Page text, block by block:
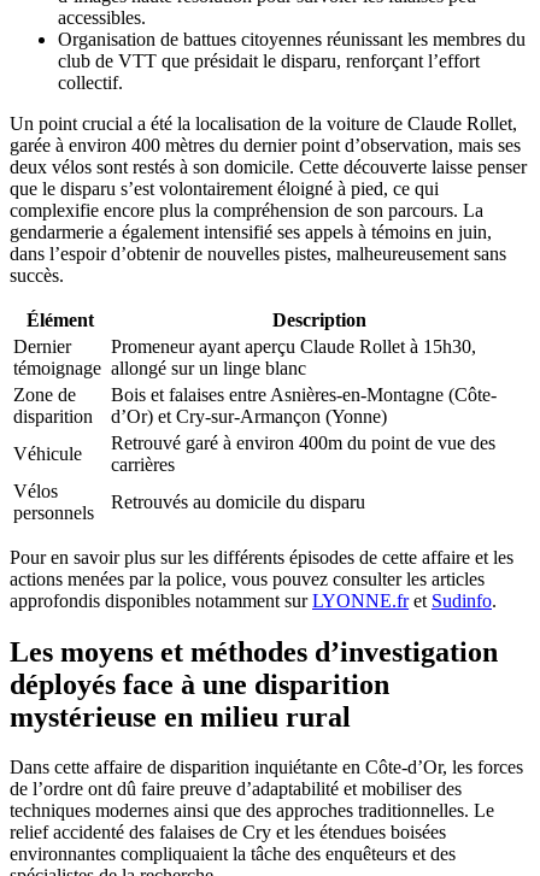
accessibles.
Organisation de battues citoyennes réunissant les membres du
club de VTT que présidait le disparu, renforçant l’effort
collectif.
Un point crucial a été la localisation de la voiture de Claude Rollet,
garée à environ 400 mètres du dernier point d’observation, mais ses
deux vélos sont restés à son domicile. Cette découverte laisse penser
que le disparu s’est volontairement éloigné à pied, ce qui
complexifie encore plus la compréhension de son parcours. La
gendarmerie a également intensifié ses appels à témoins en juin,
dans l’espoir d’obtenir de nouvelles pistes, malheureusement sans
succès.
Élément
Description
Dernier
témoignage
Promeneur ayant aperçu Claude Rollet à 15h30,
allongé sur un linge blanc
Zone de
disparition
Bois et falaises entre Asnières-en-Montagne (Côte-
d’Or) et Cry-sur-Armançon (Yonne)
Véhicule
Retrouvé garé à environ 400m du point de vue des
carrières
Vélos
personnels
Retrouvés au domicile du disparu
Pour en savoir plus sur les différents épisodes de cette affaire et les
actions menées par la police, vous pouvez consulter les articles
approfondis disponibles notamment surLYONNE.fret Sudinfo.
Les moyens et méthodes d’investigation
déployés face à une disparition
mystérieuse en milieu rural
Dans cette affaire de disparition inquiétante en Côte-d’Or, les forces
de l’ordre ont dû faire preuve d’adaptabilité et mobiliser des
techniques modernes ainsi que des approches traditionnelles. Le
relief accidenté des falaises de Cry et les étendues boisées
environnantes compliquaient la tâche des enquêteurs et des